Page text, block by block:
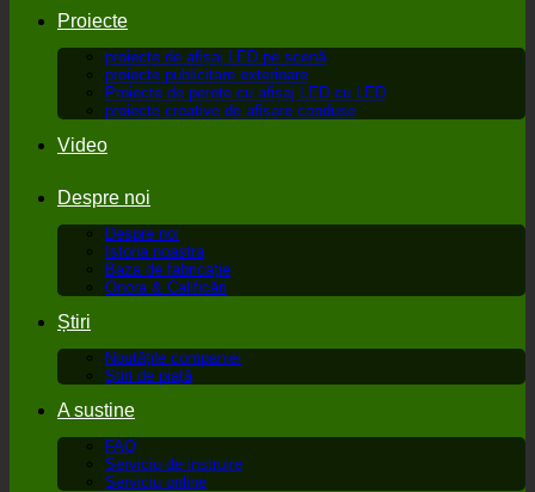
Proiecte
proiecte de afișaj LED pe scenă
proiecte publicitare exterioare
Proiecte de perete cu afișaj LED cu LED
proiecte creative de afișare conduse
Video
Despre noi
Despre noi
Istoria noastra
Baza de fabricație
Onora & Calificări
Știri
Noutățile companiei
Știri de piață
A sustine
FAQ
Serviciu de instruire
Serviciu online